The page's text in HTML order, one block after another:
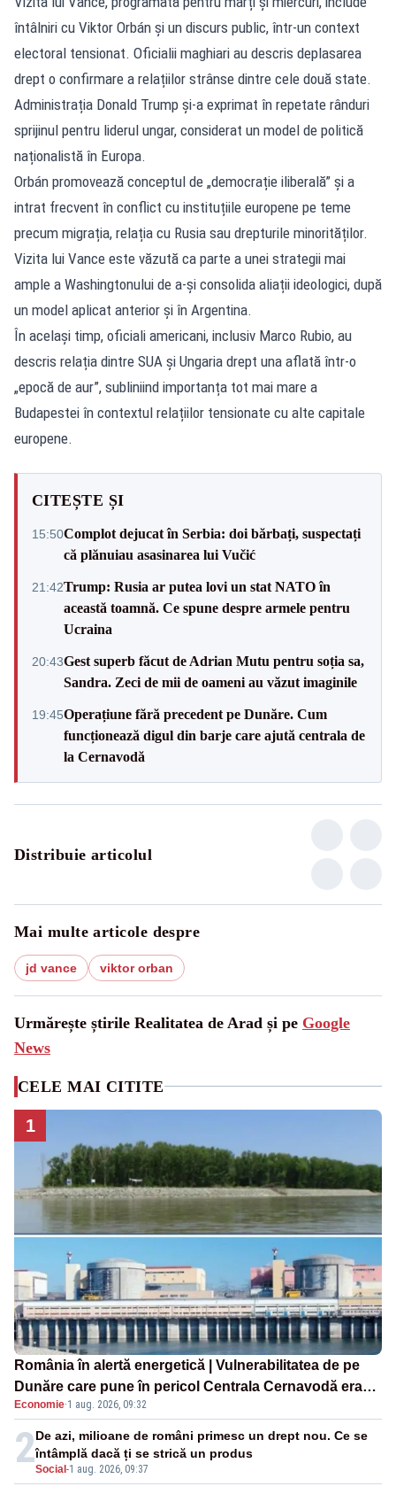
întâlniri cu Viktor Orbán și un discurs public, într-un context
electoral tensionat. Oficialii maghiari au descris deplasarea
drept o confirmare a relațiilor strânse dintre cele două state.
Administrația Donald Trump și-a exprimat în repetate rânduri
sprijinul pentru liderul ungar, considerat un model de politică
naționalistă în Europa.
Orbán promovează conceptul de „democrație iliberală” și a
intrat frecvent în conflict cu instituțiile europene pe teme
precum migrația, relația cu Rusia sau drepturile minorităților.
Vizita lui Vance este văzută ca parte a unei strategii mai
ample a Washingtonului de a-și consolida aliații ideologici, după
un model aplicat anterior și în Argentina.
În același timp, oficiali americani, inclusiv Marco Rubio, au
descris relația dintre SUA și Ungaria drept una aflată într-o
„epocă de aur”, subliniind importanța tot mai mare a
Budapestei în contextul relațiilor tensionate cu alte capitale
europene.
CITEȘTE ȘI
15:50Complot dejucat în Serbia: doi bărbați, suspectați
că plănuiau asasinarea lui Vučić
21:42Trump: Rusia ar putea lovi un stat NATO în
această toamnă. Ce spune despre armele pentru
Ucraina
20:43Gest superb făcut de Adrian Mutu pentru soția sa,
Sandra. Zeci de mii de oameni au văzut imaginile
19:45Operațiune fără precedent pe Dunăre. Cum
funcționează digul din barje care ajută centrala de
la Cernavodă
Distribuie articolul
Mai multe articole despre
jd vance viktor orban
Urmărește știrile Realitatea de Arad și pe Google
News
CELE MAI CITITE
1
România în alertă energetică | Vulnerabilitatea de pe
Dunăre care pune în pericol Centrala Cernavodă era
cunoscută de pe vremea lui Ceaușescu
Economie·1 aug. 2026, 09:32
2Social -1 aug. 2026, 09:37
De azi, milioane de români primesc un drept nou. Ce se
întâmplă dacă ți se strică un produs